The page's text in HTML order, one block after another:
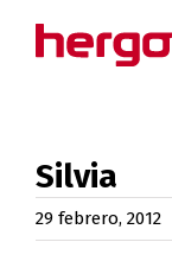
Silvia
29 febrero, 2012